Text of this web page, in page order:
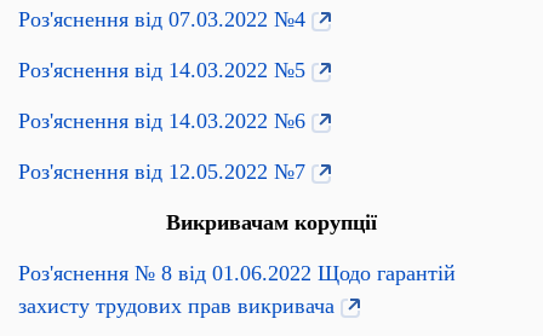
Роз'яснення від 07.03.2022 №4
Роз'яснення від 14.03.2022 №5
Роз'яснення від 14.03.2022 №6
Роз'яснення від 12.05.2022 №7
Викривачам корупції
Роз'яснення № 8 від 01.06.2022 Щодо гарантій
захисту трудових прав викривача